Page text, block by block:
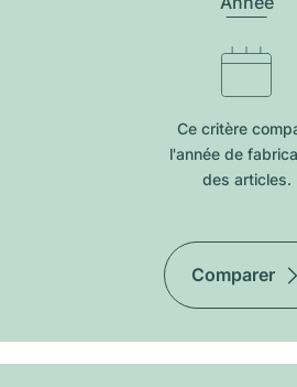
Ce critère
l'année de
des articles.
Comparer